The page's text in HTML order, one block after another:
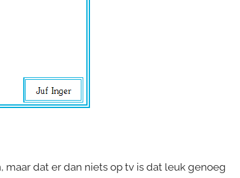
dat er dan niets op tv is dat leuk genoeg